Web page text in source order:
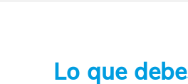
Lo que